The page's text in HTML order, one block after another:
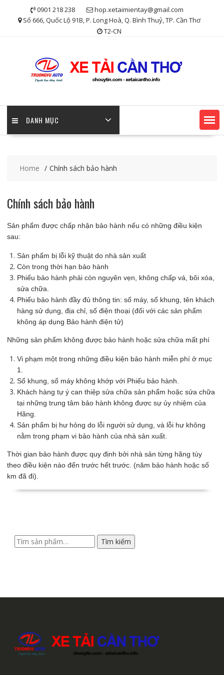
0901 218 238
hop.xetaimientay@gmail.com
Số 666, Quốc Lộ 91B, P. Long Hoà, Q. Bình Thuỷ, TP. Cần Thơ
T2-CN
DANH MỤC
Home Chính sách bảo hành
Chính sách bảo hành
Sản phẩm được chấp nhận bảo hành nếu có những điều kiện
sau:
Sản phẩm bị lỗi kỹ thuật do nhà sản xuất
Còn trong thời hạn bảo hành
Phiếu bảo hành phải còn nguyên vẹn, không chấp vá, bôi xóa,
sửa chữa.
Phiếu bảo hành đầy đủ thông tin: số máy, số khung, tên khách
hàng sử dụng, địa chỉ, số điện thoại (đối với các sản phẩm
không áp dụng Bảo hành điện tử)
Những sản phẩm không được bảo hành hoặc sửa chữa mất phí
Vi phạm một trong những điều kiện bảo hành miễn phí ở mục
1.
Số khung, số máy không khớp với Phiếu bảo hành.
Khách hàng tự ý can thiệp sửa chữa sản phẩm hoặc sửa chữa
tại những trung tâm bảo hành không được sự ủy nhiệm của
Hãng.
Sản phẩm bị hư hỏng do lỗi người sử dụng, và lỗi hư không
nằm trong phạm vi bảo hành của nhà sản xuất.
Thời gian bảo hành được quy định bởi nhà sản từng hãng tùy
theo điều kiện nào đến trước hết trước. (năm bảo hành hoặc số
km đã đi).
Tìm
kiếm:
Tìm kiếm